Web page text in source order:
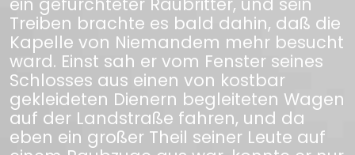
Treiben brachte es bald dahin, daß die
Kapelle von Niemandem mehr besucht
ward. Einst sah er vom Fenster seines
Schlosses aus einen von kostbar
gekleideten Dienern begleiteten Wagen
auf der Landstraße fahren, und da
eben ein großer Theil seiner Leute auf